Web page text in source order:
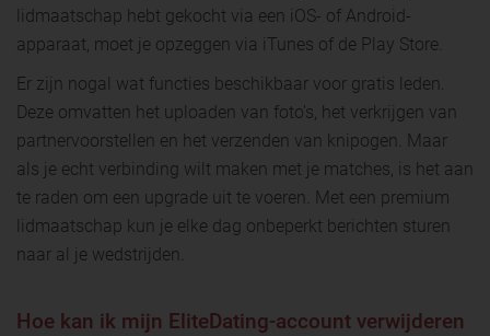
lidmaatschap hebt gekocht via een iOS- of Android-
apparaat, moet je opzeggen via iTunes of de Play Store.
Er zijn nogal wat functies beschikbaar voor gratis leden.
Deze omvatten het uploaden van foto's, het verkrijgen van
partnervoorstellen en het verzenden van knipogen. Maar
als je echt verbinding wilt maken met je matches, is het aan
te raden om een ​​upgrade uit te voeren. Met een premium
lidmaatschap kun je elke dag onbeperkt berichten sturen
naar al je wedstrijden.
Hoe kan ik mijn EliteDating-account verwijderen